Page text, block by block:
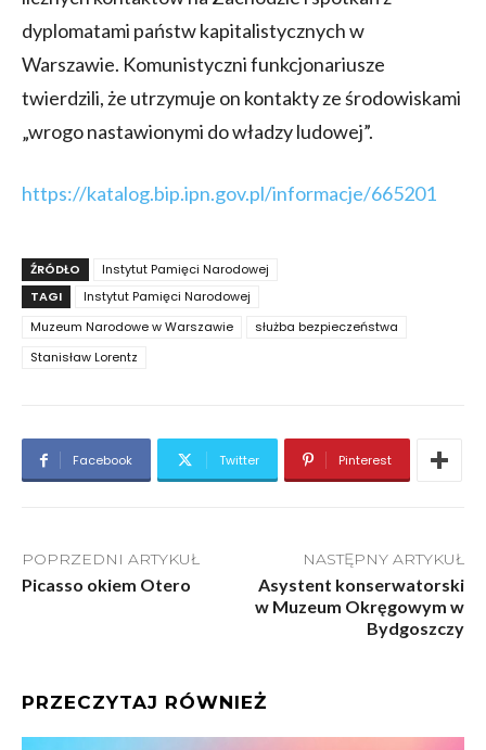
dyplomatami państw kapitalistycznych w
Warszawie. Komunistyczni funkcjonariusze
twierdzili, że utrzymuje on kontakty ze środowiskami
„wrogo nastawionymi do władzy ludowej”.
https://katalog.bip.ipn.gov.pl/informacje/665201
ŹRÓDŁO
Instytut Pamięci Narodowej
TAGI
Instytut Pamięci Narodowej
Muzeum Narodowe w Warszawie
służba bezpieczeństwa
Stanisław Lorentz
Facebook Twitter Pinterest
POPRZEDNI ARTYKUŁ
Picasso okiem Otero
NASTĘPNY ARTYKUŁ
Asystent konserwatorski
w Muzeum Okręgowym w
Bydgoszczy
PRZECZYTAJ RÓWNIEŻ